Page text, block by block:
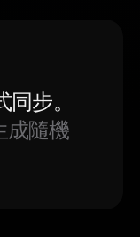
步。
成隨機